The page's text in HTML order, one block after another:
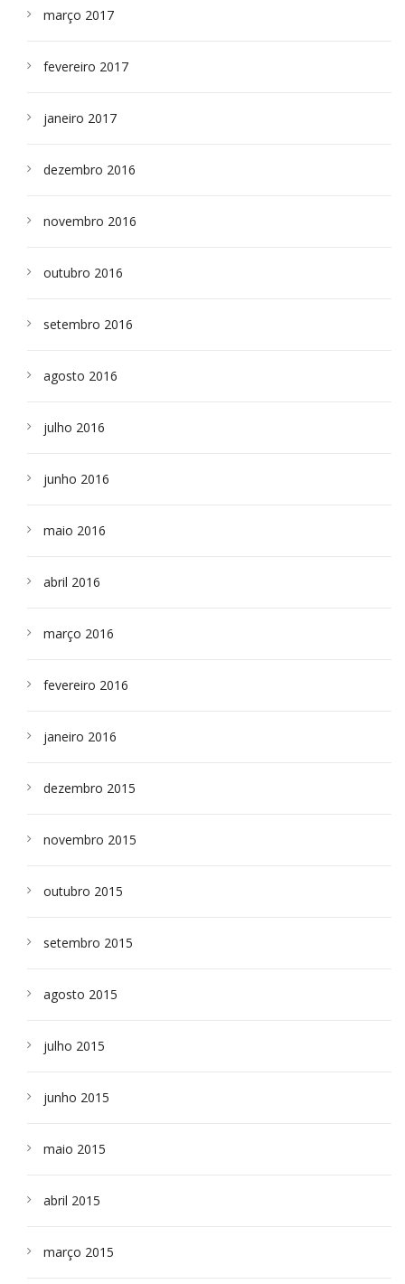
março 2017
fevereiro 2017
janeiro 2017
dezembro 2016
novembro 2016
outubro 2016
setembro 2016
agosto 2016
julho 2016
junho 2016
maio 2016
abril 2016
março 2016
fevereiro 2016
janeiro 2016
dezembro 2015
novembro 2015
outubro 2015
setembro 2015
agosto 2015
julho 2015
junho 2015
maio 2015
abril 2015
março 2015